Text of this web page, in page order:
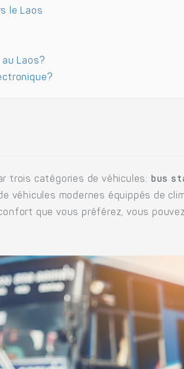
le Laos
Laos?
trois catégories de véhicules: bus
véhicules modernes équippés de
que vous préférez, vous